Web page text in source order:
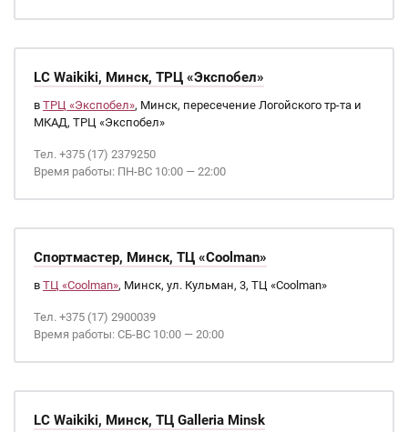
LC Waikiki, Минск, ТРЦ «Экспобел»
в ТРЦ «Экспобел», Минск, пересечение Логойского тр-та и
МКАД, ТРЦ «Экспобел»
Тел. +375 (17) 2379250
Время работы: ПН-ВС 10:00 — 22:00
Спортмастер, Минск, ТЦ «Coolman»
в ТЦ «Coolman», Минск, ул. Кульман, 3, ТЦ «Coolman»
Тел. +375 (17) 2900039
Время работы: СБ-ВС 10:00 — 20:00
LC Waikiki, Минск, ТЦ Galleria Minsk